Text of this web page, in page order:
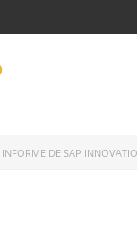
INFORME DE SAP